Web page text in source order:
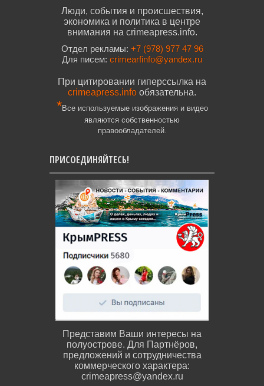
Люди, события и происшествия,
экономика и политика в центре
внимания на crimeapress.info.
Отдел рекламы: +7 (978) 977 47 96
Для писем: crimearfinfo@yandex.ru
При цитировании гиперссылка на
crimeapress.info обязательна.
*Все используемые изображения и видео
являются собственностью
правообладателей.
ПРИСОЕДИНЯЙТЕСЬ!
Представим Ваши интересы на
полуострове. Для Партнёров,
предложений и сотрудничества
коммерческого характера:
crimeapress@yandex.ru